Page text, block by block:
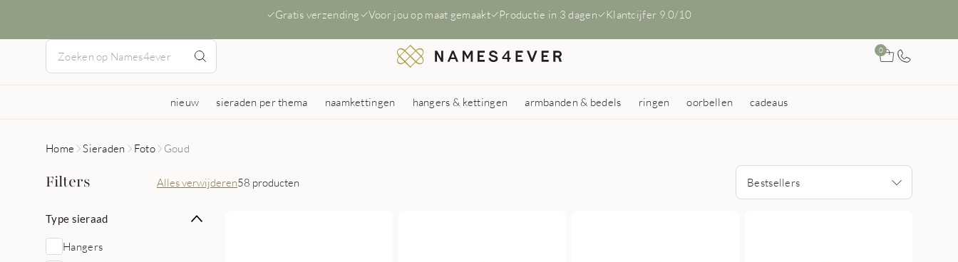
Gratis verzending Voor jou op maat gemaakt Productie in 3 dagen Klantcijfer 9.0/10
0
nieuw sieraden per thema naamkettingen hangers & kettingen armbanden & bedels ringen oorbellen cadeaus
Home Sieraden Foto Goud
Filters Alles verwijderen58 producten Bestsellers
Type sieraad
Hangers